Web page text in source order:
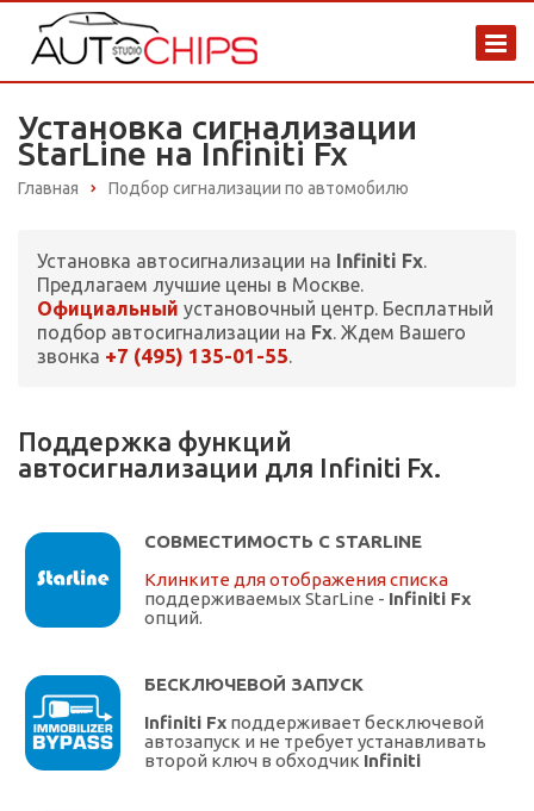
Установка сигнализации
StarLine на Infiniti Fx
Главная Подбор сигнализации по автомобилю
Установка автосигнализации на Infiniti Fx.
Предлагаем лучшие цены в Москве.
Официальный установочный центр. Бесплатный
подбор автосигнализации на Fx. Ждем Вашего
звонка +7 (495) 135-01-55.
Поддержка функций
автосигнализации для Infiniti Fx.
СОВМЕСТИМОСТЬ С STARLINE
Клинките для отображения списка
поддерживаемых StarLine - Infiniti Fx
опций.
БЕСКЛЮЧЕВОЙ ЗАПУСК
Infiniti Fx поддерживает бесключевой
автозапуск и не требует устанавливать
второй ключ в обходчик Infiniti